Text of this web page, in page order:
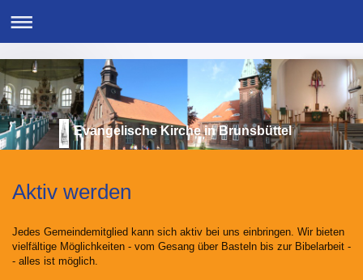
Evangelische Kirche in Brunsbüttel
Aktiv werden
Jedes Gemeindemitglied kann sich aktiv bei uns einbringen. Wir bieten
vielfältige Möglichkeiten - vom Gesang über Basteln bis zur Bibelarbeit -
- alles ist möglich.